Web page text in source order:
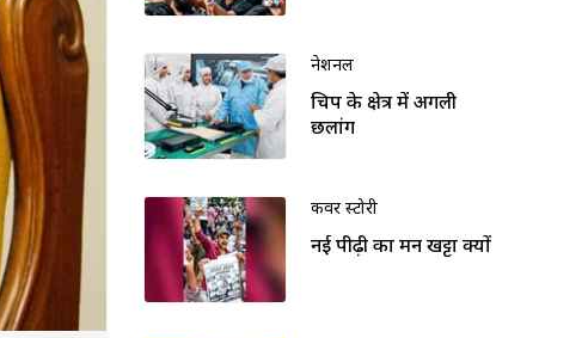
नेशनल
चिप के क्षेत्र में अगली
छलांग
कवर स्टोरी
नई पीढ़ी का मन खट्टा क्यों